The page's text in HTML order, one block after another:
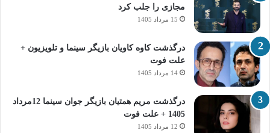
مجازی را جلب کرد
15 مرداد 1405
درگذشت کاوه کاویان بازیگر سینما و تلویزیون +
علت فوت
14 مرداد 1405
درگذشت مریم همتیان بازیگر جوان سینما 12مرداد
1405 + علت فوت
12 مرداد 1405